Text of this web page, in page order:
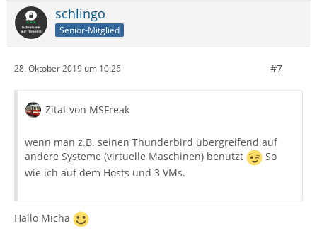
schlingo
Senior-Mitglied
28. Oktober 2019 um 10:26 #7
Zitat von MSFreak
wenn man z.B. seinen Thunderbird übergreifend auf
andere Systeme (virtuelle Maschinen) benutzt
So
wie ich auf dem Hosts und 3 VMs.
Hallo Micha